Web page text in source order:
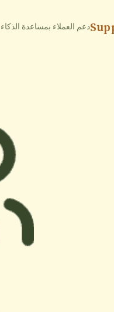
دعم العملاء بمساعدة